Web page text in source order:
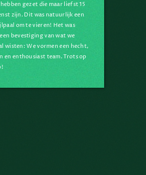
gezet die maar liefst 15
zijn. Dit was natuurlijk een
om te vieren! Het was
bevestiging van wat we
wisten: We vormen een hecht,
en enthousiast team. Trots op
Dat is onze eigen wijsheid
- yield plus